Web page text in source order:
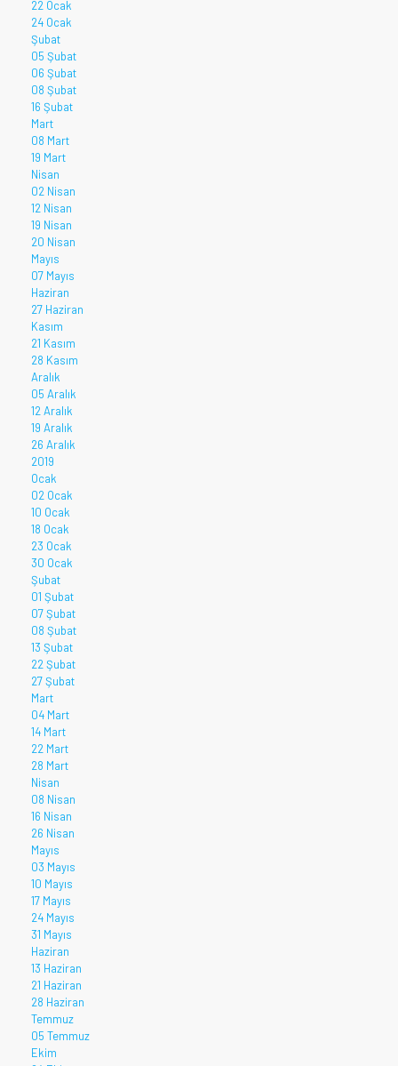
22 Ocak
24 Ocak
Şubat
05 Şubat
06 Şubat
08 Şubat
16 Şubat
Mart
08 Mart
19 Mart
Nisan
02 Nisan
12 Nisan
19 Nisan
20 Nisan
Mayıs
07 Mayıs
Haziran
27 Haziran
Kasım
21 Kasım
28 Kasım
Aralık
05 Aralık
12 Aralık
19 Aralık
26 Aralık
2019
Ocak
02 Ocak
10 Ocak
18 Ocak
23 Ocak
30 Ocak
Şubat
01 Şubat
07 Şubat
08 Şubat
13 Şubat
22 Şubat
27 Şubat
Mart
04 Mart
14 Mart
22 Mart
28 Mart
Nisan
08 Nisan
16 Nisan
26 Nisan
Mayıs
03 Mayıs
10 Mayıs
17 Mayıs
24 Mayıs
31 Mayıs
Haziran
13 Haziran
21 Haziran
28 Haziran
Temmuz
05 Temmuz
Ekim